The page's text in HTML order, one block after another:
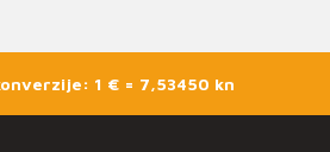
1 € = 7,53450 kn